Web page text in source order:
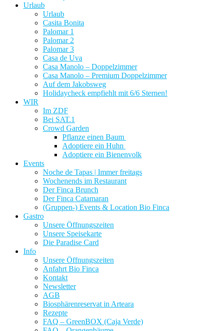
Urlaub
Urlaub
Casita Bonita
Palomar 1
Palomar 2
Palomar 3
Casa de Uva
Casa Manolo – Doppelzimmer
Casa Manolo – Premium Doppelzimmer
Auf dem Jakobsweg
Holidaycheck empfiehlt mit 6/6 Sternen!
WIR
Im ZDF
Bei SAT.1
Crowd Garden
Pflanze einen Baum
Adoptiere ein Huhn
Adoptiere ein Bienenvolk
Events
Noche de Tapas | Immer freitags
Wochenends im Restaurant
Der Finca Brunch
Der Finca Catamaran
(Gruppen-) Events & Location Bio Finca
Gastro
Unsere Öffnungszeiten
Unsere Speisekarte
Die Paradise Card
Info
Unsere Öffnungszeiten
Anfahrt Bio Finca
Kontakt
Newsletter
AGB
Biosphärenreservat in Arteara
Rezepte
FAQ – GreenBOX (Caja Verde)